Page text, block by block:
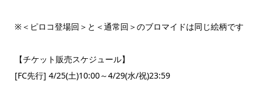
※＜ピロコ登場回＞と＜通常回＞のブロマイドは同じ絵柄です
【チケット販売スケジュール】
[FC先行] 4/25(土)10:00～4/29(水/祝)23:59